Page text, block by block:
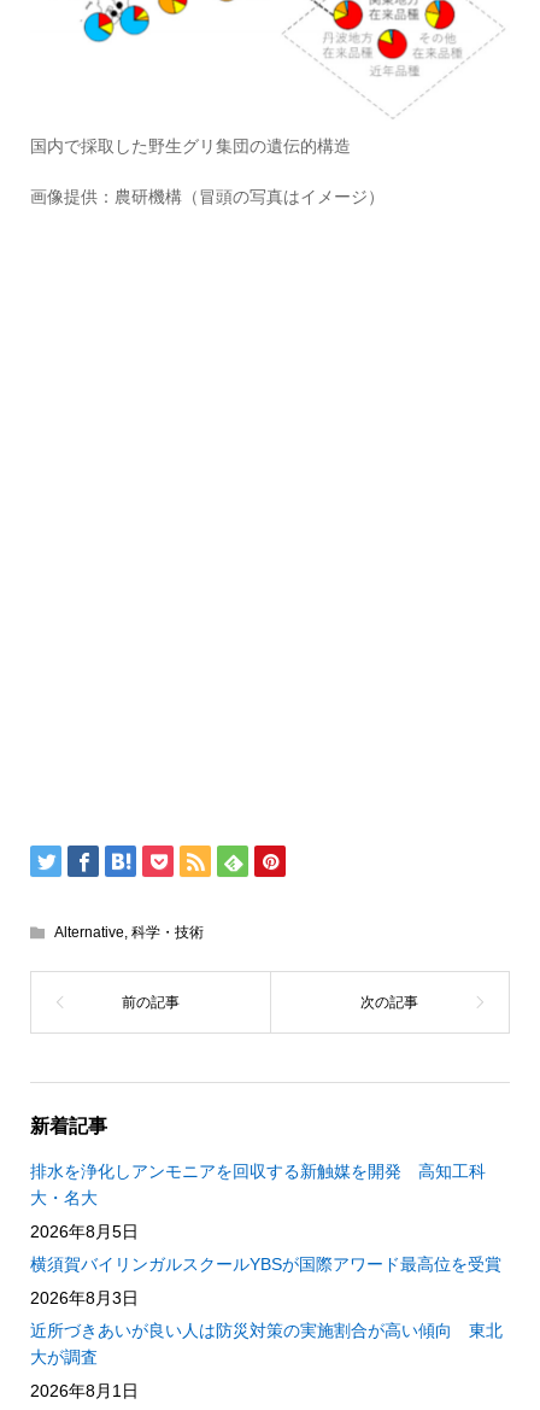
国内で採取した野生グリ集団の遺伝的構造
画像提供：農研機構（冒頭の写真はイメージ）
Alternative, 科学・技術
新着記事
排水を浄化しアンモニアを回収する新触媒を開発 高知工科
大・名大
2026年8月5日
横須賀バイリンガルスクールYBSが国際アワード最高位を受賞
2026年8月3日
近所づきあいが良い人は防災対策の実施割合が高い傾向 東北
大が調査
2026年8月1日